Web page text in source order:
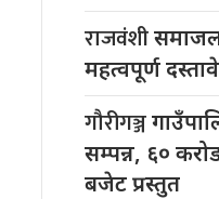
राजवंशी
महत्वपूर्ण
गौरीगञ्ज
सम्पन्न, ६०
बजेट प्रस्तुत